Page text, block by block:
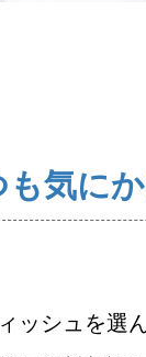
も気に
ィッシュを選